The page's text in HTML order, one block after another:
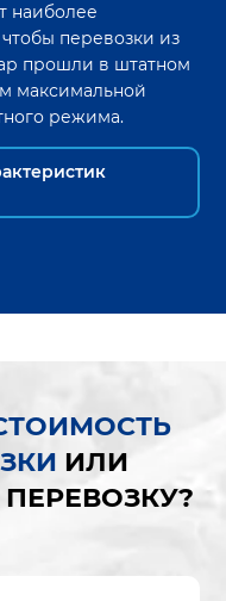
наиболее
перевозки из
прошли в штатном
максимальной
режима.
ИЛИ